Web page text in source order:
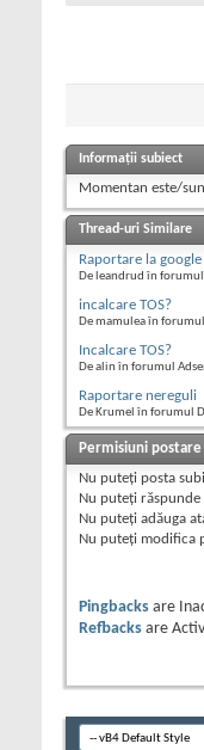
Informații subiect
Momentan este/
Thread-uri Similare
Raportare la google
De leandrud în
incalcare TOS?
De mamulea în
Incalcare TOS?
De alin în forumul
Raportare nereguli
De Krumel în forumul
Permisiuni postare
Nu puteţi posta
Nu puteţi răspunde
Nu puteţi adăuga
Nu puteţi modifica
Pingbacks are
Refbacks are Activ